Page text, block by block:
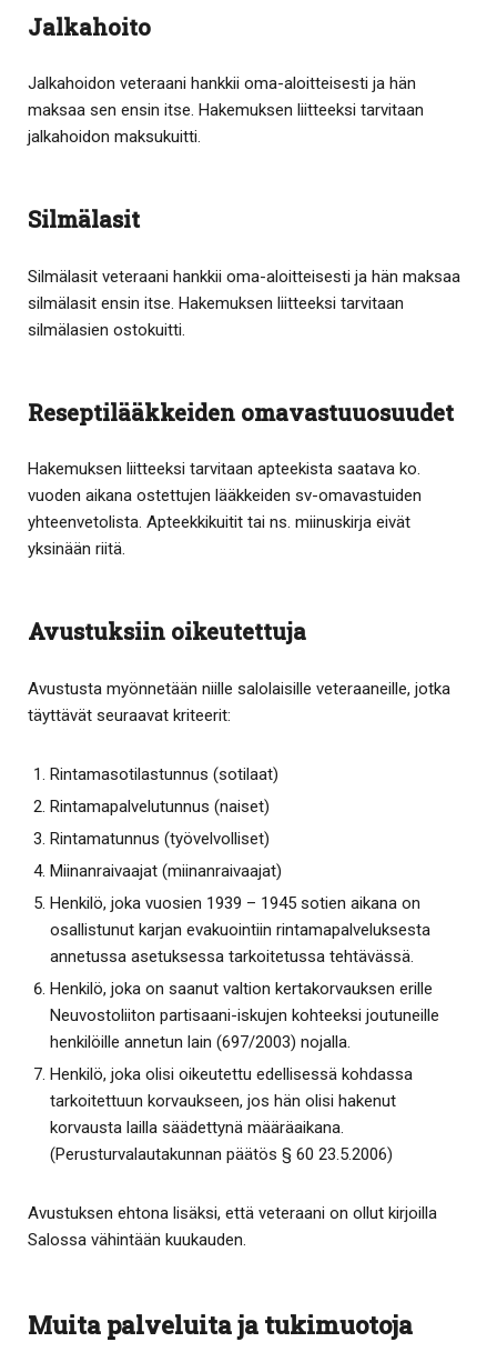
Jalkahoito
Jalkahoidon veteraani hankkii oma-aloitteisesti ja hän
maksaa sen ensin itse. Hakemuksen liitteeksi tarvitaan
jalkahoidon maksukuitti.
Silmälasit
Silmälasit veteraani hankkii oma-aloitteisesti ja hän maksaa
silmälasit ensin itse. Hakemuksen liitteeksi tarvitaan
silmälasien ostokuitti.
Reseptilääkkeiden omavastuuosuudet
Hakemuksen liitteeksi tarvitaan apteekista saatava ko.
vuoden aikana ostettujen lääkkeiden sv-omavastuiden
yhteenvetolista. Apteekkikuitit tai ns. miinuskirja eivät
yksinään riitä.
Avustuksiin oikeutettuja
Avustusta myönnetään niille salolaisille veteraaneille, jotka
täyttävät seuraavat kriteerit:
Rintamasotilastunnus (sotilaat)
Rintamapalvelutunnus (naiset)
Rintamatunnus (työvelvolliset)
Miinanraivaajat (miinanraivaajat)
Henkilö, joka vuosien 1939 – 1945 sotien aikana on
osallistunut karjan evakuointiin rintamapalveluksesta
annetussa asetuksessa tarkoitetussa tehtävässä.
Henkilö, joka on saanut valtion kertakorvauksen erille
Neuvostoliiton partisaani-iskujen kohteeksi joutuneille
henkilöille annetun lain (697/2003) nojalla.
Henkilö, joka olisi oikeutettu edellisessä kohdassa
tarkoitettuun korvaukseen, jos hän olisi hakenut
korvausta lailla säädettynä määräaikana.
(Perusturvalautakunnan päätös § 60 23.5.2006)
Avustuksen ehtona lisäksi, että veteraani on ollut kirjoilla
Salossa vähintään kuukauden.
Muita palveluita ja tukimuotoja